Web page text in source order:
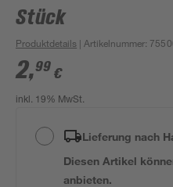
Stück
Produktdetails | Artikelnummer:
2,99 €
inkl. 19% MwSt.
Lieferung nach
Diesen Artikel
anbieten.